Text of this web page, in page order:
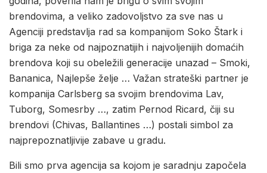
brendovima, a veliko zadovoljstvo za sve nas u
Agenciji predstavlja rad sa kompanijom Soko Štark i
briga za neke od najpoznatijih i najvoljenijih domaćih
brendova koji su obeležili generacije unazad – Smoki,
Bananica, Najlepše želje … Važan strateški partner je
kompanija Carlsberg sa svojim brendovima Lav,
Tuborg, Somesrby …, zatim Pernod Ricard, čiji su
brendovi (Chivas, Ballantines …) postali simbol za
najprepoznatljivije zabave u gradu.
Bili smo prva agencija sa kojom je saradnju započela